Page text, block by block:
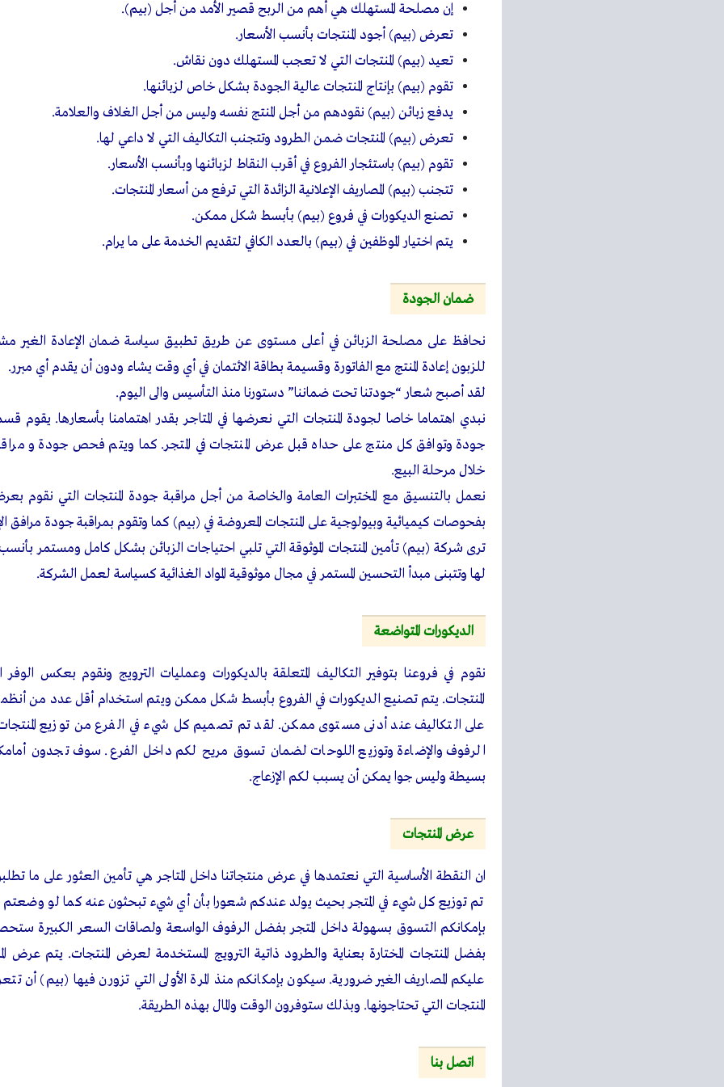
إن مصلحة المستهلك هي أهم من الربح قصير الأمد من أجل (بيم).
تعرض (بيم) أجود المنتجات بأنسب الأسعار.
تعيد (بيم) المنتجات التي لا تعجب المستهلك دون نقاش.
تقوم (بيم) بإنتاج المنتجات عالية الجودة بشكل خاص لزبائنها.
يدفع زبائن (بيم) نقودهم من أجل المنتج نفسه وليس من أجل الغلاف والعلامة.
تعرض (بيم) المنتجات ضمن الطرود وتتجنب التكاليف التي لا داعي لها.
تقوم (بيم) باستئجار الفروع في أقرب النقاط لزبائنها وبأنسب الأسعار.
تتجنب (بيم) المصاريف الإعلانية الزائدة التي ترفع من أسعار المنتجات.
تصنع الديكورات في فروع (بيم) بأبسط شكل ممكن.
يتم اختيار الموظفين في (بيم) بالعدد الكافي لتقديم الخدمة على ما يرام.
ضمان الجودة
نحافظ على مصلحة الزبائن في أعلى مستوى عن طريق تطبيق سياسة ضمان الإعادة الغير
للزبون إعادة المنتج مع الفاتورة وقسيمة بطاقة الائتمان في أي وقت يشاء ودون أن يقدم أي مبرر.
لقد أصبح شعار “جودتنا تحت ضماننا” دستورنا منذ التأسيس والى اليوم.
نبدي اهتماما خاصا لجودة المنتجات التي نعرضها في المتاجر بقدر اهتمامنا بأسعارها. يقوم قسم
جودة وتوافق كل منتج على حداه قبل عرض المنتجات في المتجر. كما ويتم فحص جودة و
خلال مرحلة البيع.
نعمل بالتنسيق مع المختبرات العامة والخاصة من أجل مراقبة جودة المنتجات التي نقوم
بفحوصات كيميائية وبيولوجية على المنتجات المعروضة في (بيم) كما وتقوم بمراقبة جودة مرافق
ترى شركة (بيم) تأمين المنتجات الموثوقة التي تلبي احتياجات الزبائن بشكل كامل ومستمر بأنسب
لها وتتبنى مبدأ التحسين المستمر في مجال موثوقية المواد الغذائية كسياسة لعمل الشركة.
الديكورات المتواضعة
نقوم في فروعنا بتوفير التكاليف المتعلقة بالديكورات وعمليات الترويج ونقوم بعكس
المنتجات. يتم تصنيع الديكورات في الفروع بأبسط شكل ممكن ويتم استخدام أقل عدد من
على التكاليف عند أدنى مستوى ممكن. لقد تم تصميم كل شيء في الفرع من توزيع
الرفوف والإضاءة وتوزيع اللوحات لضمان تسوق مريح لكم داخل الفرع. سوف تجدون
بسيطة وليس جوا يمكن أن يسبب لكم الإزعاج.
عرض المنتجات
ان النقطة الأساسية التي نعتمدها في عرض منتجاتنا داخل المتاجر هي تأمين العثور على ما
تم توزيع كل شيء في المتجر بحيث يولد عندكم شعورا بأن أي شيء تبحثون عنه كما لو
بإمكانكم التسوق بسهولة داخل المتجر بفضل الرفوف الواسعة ولصاقات السعر الكبيرة
بفضل المنتجات المختارة بعناية والطرود ذاتية الترويج المستخدمة لعرض المنتجات. يتم عرض
عليكم المصاريف الغير ضرورية. سيكون بإمكانكم منذ المرة الأولى التي تزورن فيها (بيم) أن
المنتجات التي تحتاجونها. وبذلك ستوفرون الوقت والمال بهذه الطريقة.
اتصل بنا